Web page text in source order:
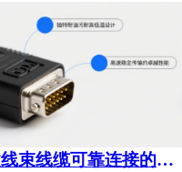
万元；而更换电子谷适配
感器无故障运行达5年，维
线束质量如何保证？构建线束线缆可靠连接的多重防线